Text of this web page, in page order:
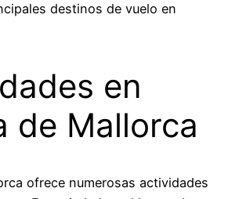
destinos de vuelo en
en
de Mallorca
ofrece numerosas actividades